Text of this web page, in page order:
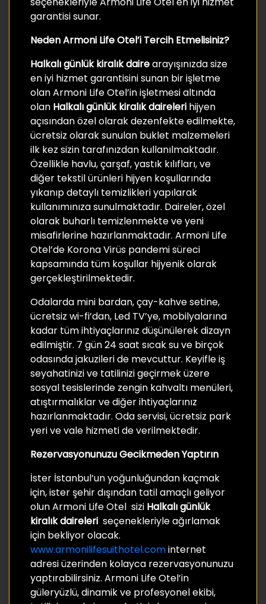
garantisi sunar.
Neden Armoni Life Otel’i Tercih Etmelisiniz?
Halkalı günlük kiralık dairearayışınızda size
en iyi hizmet garantisini sunan bir işletme
olan Armoni Life Otel’in işletmesi altında
olan Halkalı günlük kiralık daireleri hijyen
açısından özel olarak dezenfekte edilmekte,
ücretsiz olarak sunulan buklet malzemeleri
ilk kez sizin tarafınızdan kullanılmaktadır.
Özellikle havlu, çarşaf, yastık kılıfları, ve
diğer tekstil ürünleri hijyen koşullarında
yıkanıp detaylı temizlikleri yapılarak
kullanımınıza sunulmaktadır. Daireler, özel
olarak buharlı temizlenmekte ve yeni
misafirlerine hazırlanmaktadır. Armoni Life
Otel’de Korona Virüs pandemi süreci
kapsamında tüm koşullar hijyenik olarak
gerçekleştirilmektedir.
Odalarda mini bardan, çay-kahve setine,
ücretsiz wi-fi’dan, Led TV’ye, mobilyalarına
kadar tüm ihtiyaçlarınız düşünülerek dizayn
edilmiştir. 7 gün 24 saat sıcak su ve birçok
odasında jakuzileri de mevcuttur. Keyifle iş
seyahatinizi ve tatilinizi geçirmek üzere
sosyal tesislerinde zengin kahvaltı menüleri,
atıştırmalıklar ve diğer ihtiyaçlarınız
hazırlanmaktadır. Oda servisi, ücretsiz park
yeri ve vale hizmeti de verilmektedir.
Rezervasyonunuzu Gecikmeden Yaptırın
İster İstanbul’un yoğunluğundan kaçmak
için, ister şehir dışından tatil amaçlı geliyor
olun Armoni Life Otel sizi Halkalı günlük
kiralık daireleri seçenekleriyle ağırlamak
için bekliyor olacak.
www.armonilifesuithotel.cominternet
adresi üzerinden kolayca rezervasyonunuzu
yaptırabilirsiniz. Armoni Life Otel’in
güleryüzlü, dinamik ve profesyonel ekibi,